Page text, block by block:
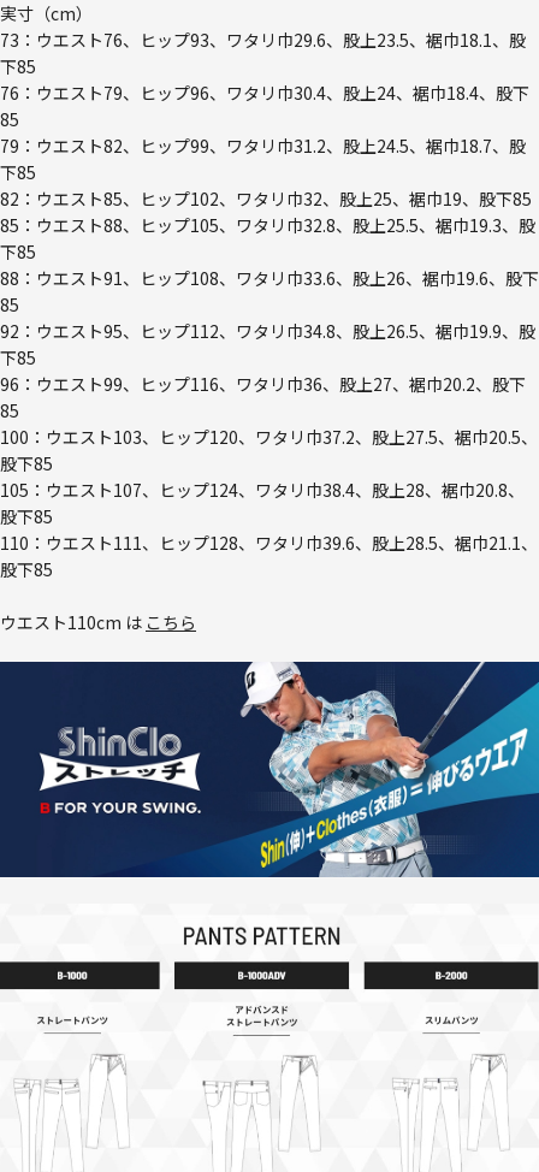
実寸（cm）
73：ウエスト76、ヒップ93、ワタリ巾29.6、股上23.5、裾巾18.1、股
下85
76：ウエスト79、ヒップ96、ワタリ巾30.4、股上24、裾巾18.4、股下
85
79：ウエスト82、ヒップ99、ワタリ巾31.2、股上24.5、裾巾18.7、股
下85
82：ウエスト85、ヒップ102、ワタリ巾32、股上25、裾巾19、股下85
85：ウエスト88、ヒップ105、ワタリ巾32.8、股上25.5、裾巾19.3、股
下85
88：ウエスト91、ヒップ108、ワタリ巾33.6、股上26、裾巾19.6、股下
85
92：ウエスト95、ヒップ112、ワタリ巾34.8、股上26.5、裾巾19.9、股
下85
96：ウエスト99、ヒップ116、ワタリ巾36、股上27、裾巾20.2、股下
85
100：ウエスト103、ヒップ120、ワタリ巾37.2、股上27.5、裾巾20.5、
股下85
105：ウエスト107、ヒップ124、ワタリ巾38.4、股上28、裾巾20.8、
股下85
110：ウエスト111、ヒップ128、ワタリ巾39.6、股上28.5、裾巾21.1、
股下85
ウエスト110cm は こちら